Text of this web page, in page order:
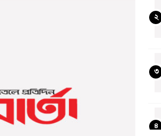
২
৩
৪